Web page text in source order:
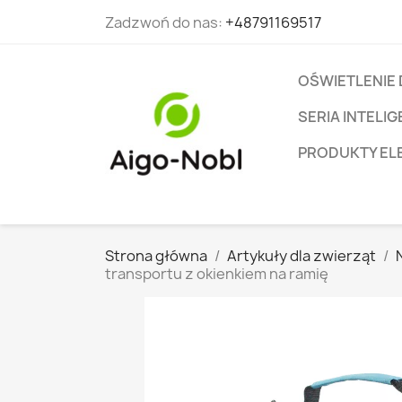
Zadzwoń do nas: +48791169517
OŚWIETLENIE
SERIA
PRODUKTY
Strona główna Artykuły dla zwierząt
transportu z okienkiem na ramię